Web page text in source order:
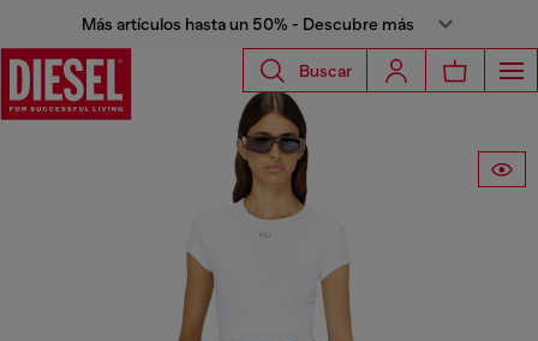
Más artículos hasta un 50% - Descubre más
Buscar